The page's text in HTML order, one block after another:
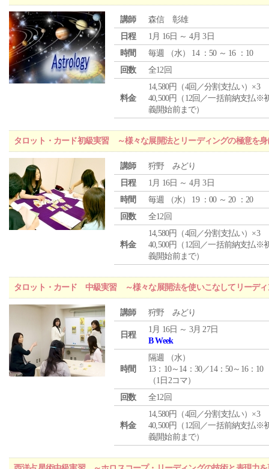
講師
森信 彰雄
日程
1月 16日 ～ 4月 3日
時間
毎週 （水） 14 ：50 ～ 16 ：10
回数
全12回
料金
14,580円（4回／分割支払い）×3
40,500円（12回／一括前納支払※
義開始前まで）
タロット・カード初級実習 ～様々な展開法とリーディングの極意を身
講師
狩野 みどり
日程
1月 16日 ～ 4月 3日
時間
毎週 （水） 19 ：00 ～ 20 ：20
回数
全12回
料金
14,580円（4回／分割支払い）×3
40,500円（12回／一括前納支払※
義開始前まで）
タロット・カード 中級実習 ～様々な展開法を使いこなしてリーディ
講師 狩野 みどり
日程
1月 16日 ～ 3月 27日
B Week
時間
隔週 （水）
13：10～14：30／14：50～16：10
（1日2コマ）
回数
全12回
料金
14,580円（4回／分割支払い）×3
40,500円（12回／一括前納支払※
義開始前まで）